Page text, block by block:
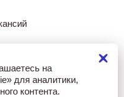
на
для аналитики,
контента.